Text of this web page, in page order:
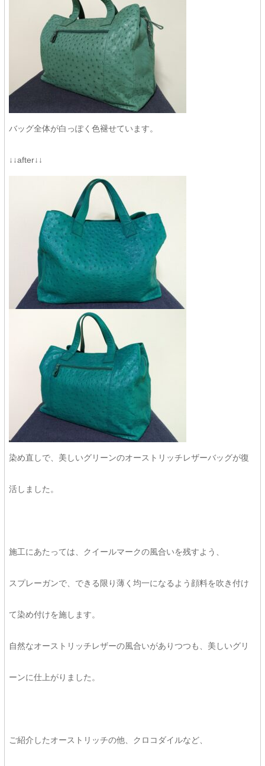
バッグ全体が白っぽく色褪せています。
↓↓after↓↓
染め直しで、美しいグリーンのオーストリッチレザーバッグが復
活しました。
施工にあたっては、クイールマークの風合いを残すよう、
スプレーガンで、できる限り薄く均一になるよう顔料を吹き付け
て染め付けを施します。
自然なオーストリッチレザーの風合いがありつつも、美しいグリ
ーンに仕上がりました。
ご紹介したオーストリッチの他、クロコダイルなど、